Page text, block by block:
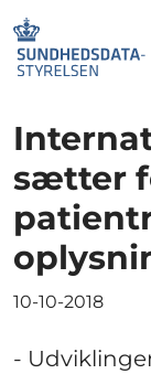
sætter
10-10-2018
-